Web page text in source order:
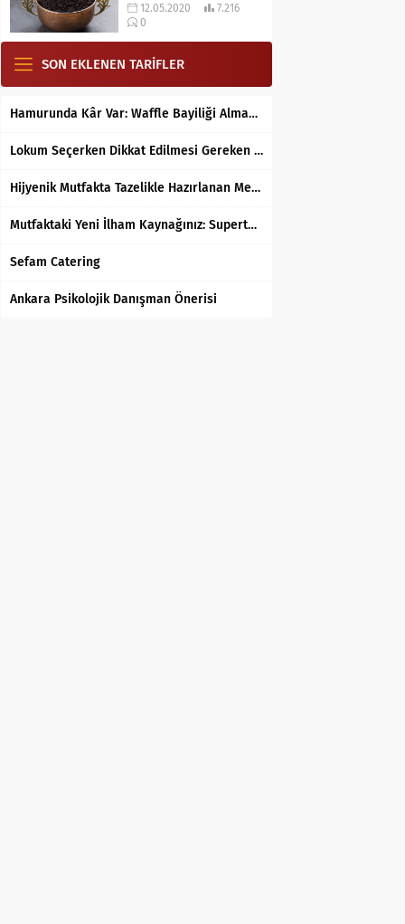
12.05.2020
7.216
0
SON EKLENEN TARİFLER
Hamurunda Kâr Var: Waffle Bayiliği Almak Mantıklı mı?
Lokum Seçerken Dikkat Edilmesi Gereken 7 Temel Kriter
Hijyenik Mutfakta Tazelikle Hazırlanan Mersin Tantunisi
Mutfaktaki Yeni İlham Kaynağınız: Supertarifler.com ile Tanışın
Sefam Catering
Ankara Psikolojik Danışman Önerisi